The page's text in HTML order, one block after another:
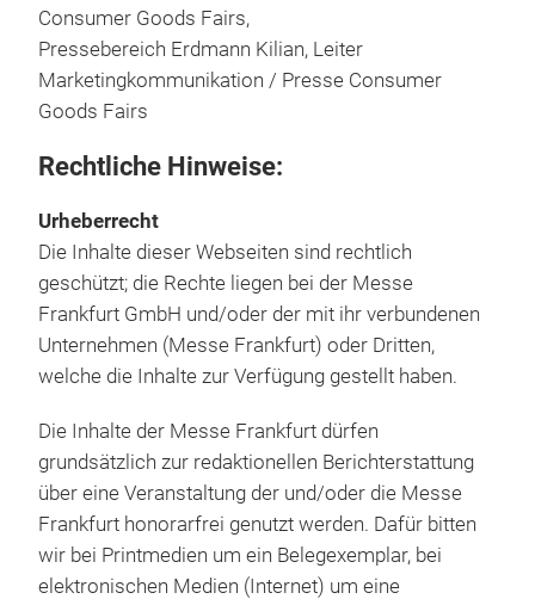
Consumer Goods Fairs,
Pressebereich Erdmann Kilian, Leiter
Marketingkommunikation / Presse Consumer
Goods Fairs
Rechtliche Hinweise:
Urheberrecht
Die Inhalte dieser Webseiten sind rechtlich
geschützt; die Rechte liegen bei der Messe
Frankfurt GmbH und/oder der mit ihr verbundenen
Unternehmen (Messe Frankfurt) oder Dritten,
welche die Inhalte zur Verfügung gestellt haben.
Die Inhalte der Messe Frankfurt dürfen
grundsätzlich zur redaktionellen Berichterstattung
über eine Veranstaltung der und/oder die Messe
Frankfurt honorarfrei genutzt werden. Dafür bitten
wir bei Printmedien um ein Belegexemplar, bei
elektronischen Medien (Internet) um eine